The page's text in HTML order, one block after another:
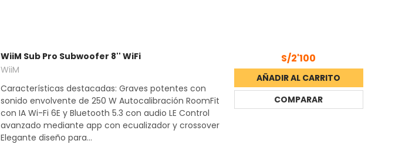
WiiM Sub Pro Subwoofer 8'' WiFi
WiiM
Características destacadas: Graves potentes con
sonido envolvente de 250 W Autocalibración RoomFit
con IA Wi-Fi 6E y Bluetooth 5.3 con audio LE Control
avanzado mediante app con ecualizador y crossover
Elegante diseño para...
S/2'100
AÑADIR AL CARRITO
COMPARAR